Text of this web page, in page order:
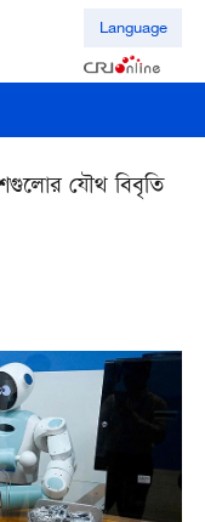
Language
যৌথ বিবৃতি